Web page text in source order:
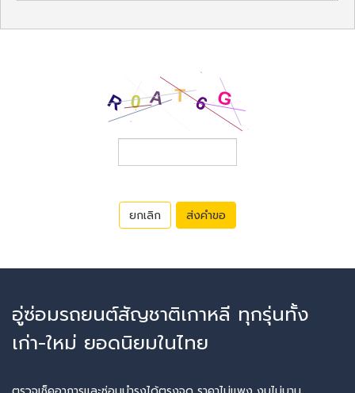
ยกเลิก ส่งคำขอ
อู่ซ่อมรถยนต์สัญชาติเกาหลี ทุกรุ่นทั้ง
เก่า-ใหม่ ยอดนิยมในไทย